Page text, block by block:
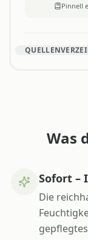
Pinnell
Was
Sofort –
Die